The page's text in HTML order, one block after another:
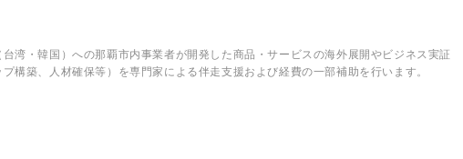
湾・韓国）への那覇市内事業者が開発した商品・サービスの海外展開やビジネス実証
構築、人材確保等）を専門家による伴走支援および経費の一部補助を行います。